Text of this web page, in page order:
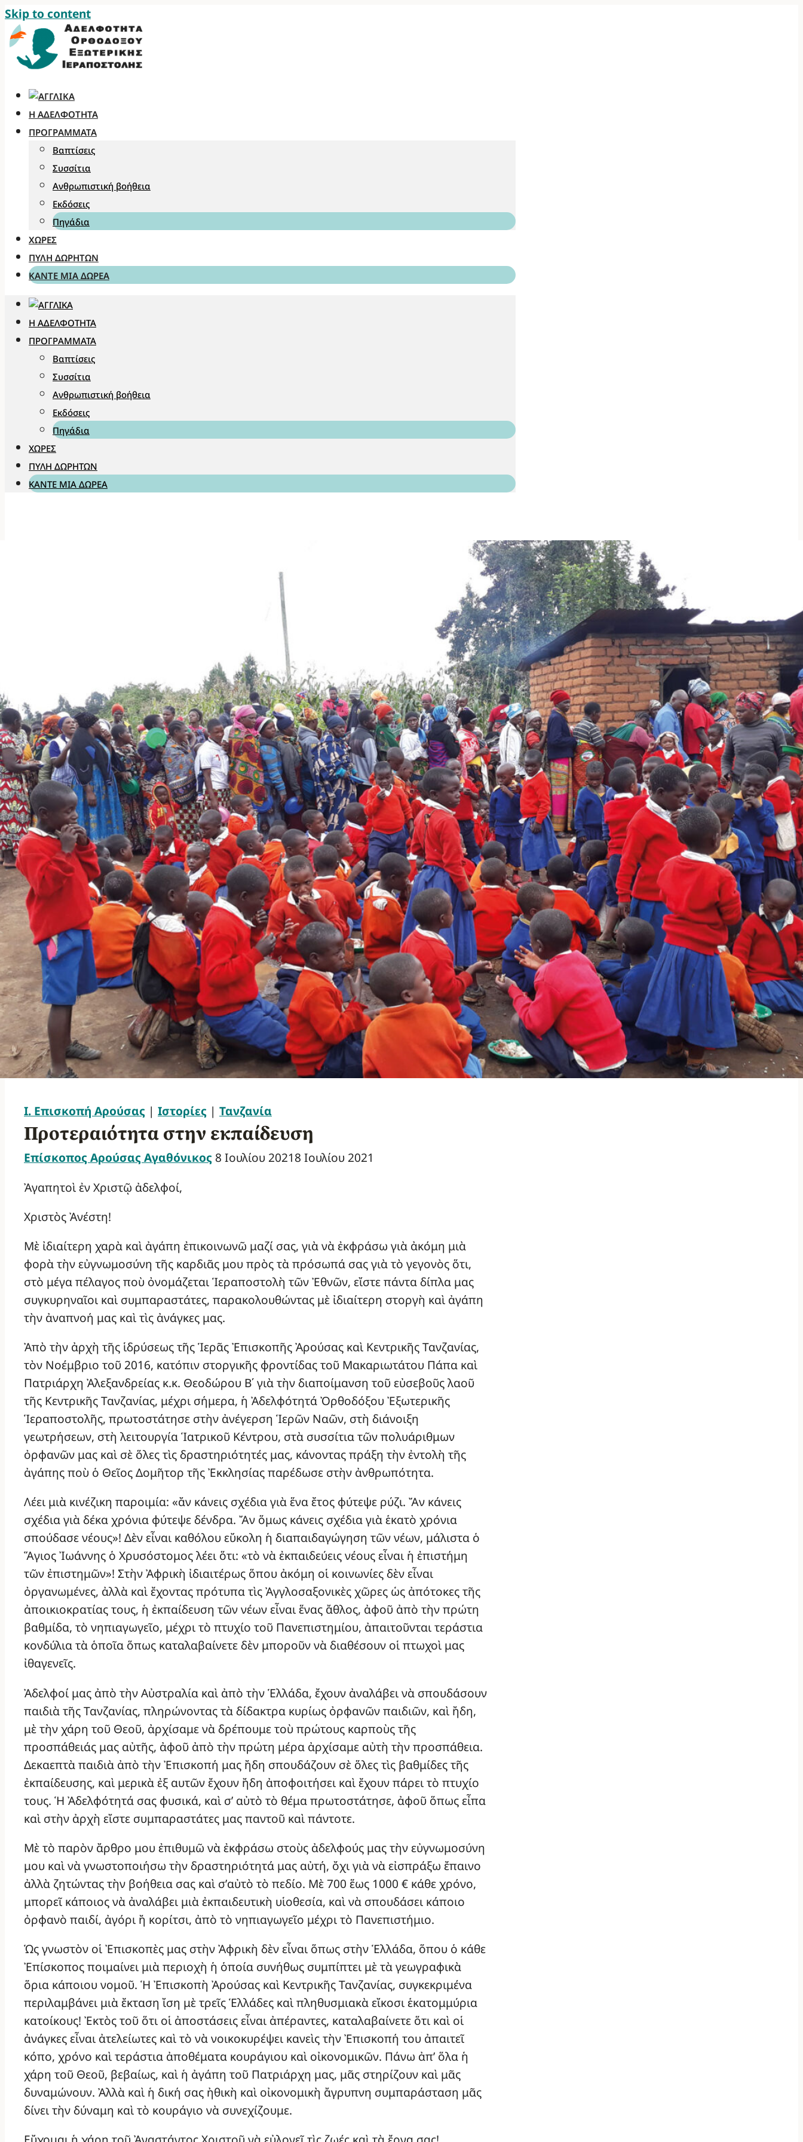
Skip to content
Η ΑΔΕΛΦΌΤΗΤΑ
ΠΡΟΓΡΆΜΜΑΤΑ
Βαπτίσεις
Συσσίτια
Ανθρωπιστική βοήθεια
Εκδόσεις
Πηγάδια
ΧΏΡΕΣ
ΠΎΛΗ ΔΩΡΗΤΏΝ
ΚΆΝΤΕ ΜΊΑ ΔΩΡΕΆ
Η ΑΔΕΛΦΌΤΗΤΑ
ΠΡΟΓΡΆΜΜΑΤΑ
Βαπτίσεις
Συσσίτια
Ανθρωπιστική βοήθεια
Εκδόσεις
Πηγάδια
ΧΏΡΕΣ
ΠΎΛΗ ΔΩΡΗΤΏΝ
ΚΆΝΤΕ ΜΊΑ ΔΩΡΕΆ
Ι. Επισκοπή Αρούσας | Ιστορίες | Τανζανία
Προτεραιότητα στην εκπαίδευση
Επίσκοπος Αρούσας Αγαθόνικος 8 Ιουλίου 20218 Ιουλίου 2021
Ἀγαπητοὶ ἐν Χριστῷ ἀδελφοί,
Χριστὸς Ἀνέστη!
Μὲ ἰδιαίτερη χαρὰ καὶ ἀγάπη ἐπικοινωνῶ μαζί σας, γιὰ νὰ ἐκφράσω γιὰ ἀκόμη μιὰ
φορὰ τὴν εὐγνωμοσύνη τῆς καρδιᾶς μου πρὸς τὰ πρόσωπά σας γιὰ τὸ γεγονὸς ὅτι,
στὸ μέγα πέλαγος ποὺ ὀνομάζεται Ἱεραποστολὴ τῶν Ἐθνῶν, εἴστε πάντα δίπλα μας
συγκυρηναῖοι καὶ συμπαραστάτες, παρακολουθώντας μὲ ἰδιαίτερη στοργὴ καὶ ἀγάπη
τὴν ἀναπνοή μας καὶ τὶς ἀνάγκες μας.
Ἀπὸ τὴν ἀρχὴ τῆς ἱδρύσεως τῆς Ἱερᾶς Ἐπισκοπῆς Ἀρούσας καὶ Κεντρικῆς Τανζανίας,
τὸν Νοέμβριο τοῦ 2016, κατόπιν στοργικῆς φροντίδας τοῦ Μακαριωτάτου Πάπα καὶ
Πατριάρχη Ἀλεξανδρείας κ.κ. Θεοδώρου Β΄ γιὰ τὴν διαποίμανση τοῦ εὐσεβοῦς λαοῦ
τῆς Κεντρικῆς Τανζανίας, μέχρι σήμερα, ἡ Ἀδελφότητά Ὀρθοδόξου Ἐξωτερικῆς
Ἱεραποστολῆς, πρωτοστάτησε στὴν ἀνέγερση Ἱερῶν Ναῶν, στὴ διάνοιξη
γεωτρήσεων, στὴ λειτουργία Ἱατρικοῦ Κέντρου, στὰ συσσίτια τῶν πολυάριθμων
ὀρφανῶν μας καὶ σὲ ὅλες τὶς δραστηριότητές μας, κάνοντας πράξη τὴν ἐντολὴ τῆς
ἀγάπης ποὺ ὁ Θεῖος Δομῆτορ τῆς Ἐκκλησίας παρέδωσε στὴν ἀνθρωπότητα.
Λέει μιὰ κινέζικη παροιμία: «ἄν κάνεις σχέδια γιὰ ἕνα ἔτος φύτεψε ρύζι. Ἄν κάνεις
σχέδια γιὰ δέκα χρόνια φύτεψε δένδρα. Ἄν ὅμως κάνεις σχέδια γιὰ ἑκατὸ χρόνια
σπούδασε νέους»! Δὲν εἶναι καθόλου εὔκολη ἡ διαπαιδαγώγηση τῶν νέων, μάλιστα ὁ
Ἅγιος Ἰωάννης ὁ Χρυσόστομος λέει ὅτι: «τὸ νὰ ἐκπαιδεύεις νέους εἶναι ἡ ἐπιστήμη
τῶν ἐπιστημῶν»! Στὴν Ἀφρικὴ ἰδιαιτέρως ὅπου ἀκόμη οἱ κοινωνίες δὲν εἶναι
ὀργανωμένες, ἀλλὰ καὶ ἔχοντας πρότυπα τὶς Ἀγγλοσαξονικὲς χῶρες ὡς ἀπότοκες τῆς
ἀποικιοκρατίας τους, ἡ ἐκπαίδευση τῶν νέων εἶναι ἕνας ἄθλος, ἀφοῦ ἀπὸ τὴν πρώτη
βαθμίδα, τὸ νηπιαγωγεῖο, μέχρι τὸ πτυχίο τοῦ Πανεπιστημίου, ἀπαιτοῦνται τεράστια
κονδύλια τὰ ὁποῖα ὅπως καταλαβαίνετε δὲν μποροῦν νὰ διαθέσουν οἱ πτωχοὶ μας
ἰθαγενεῖς.
Ἀδελφοί μας ἀπὸ τὴν Αὐστραλία καὶ ἀπὸ τὴν Ἑλλάδα, ἔχουν ἀναλάβει νὰ σπουδάσουν
παιδιὰ τῆς Τανζανίας, πληρώνοντας τὰ δίδακτρα κυρίως ὀρφανῶν παιδιῶν, καὶ ἤδη,
μὲ τὴν χάρη τοῦ Θεοῦ, ἀρχίσαμε νὰ δρέπουμε τοὺ πρώτους καρποὺς τῆς
προσπάθειάς μας αὐτῆς, ἀφοῦ ἀπὸ τὴν πρώτη μέρα ἀρχίσαμε αὐτὴ τὴν προσπάθεια.
Δεκαεπτὰ παιδιὰ ἀπὸ τὴν Ἐπισκοπή μας ἤδη σπουδάζουν σὲ ὅλες τὶς βαθμίδες τῆς
ἐκπαίδευσης, καὶ μερικὰ ἐξ αυτῶν ἔχουν ἤδη ἀποφοιτήσει καὶ ἔχουν πάρει τὸ πτυχίο
τους. Ἡ Ἀδελφότητά σας φυσικά, καὶ σ’ αὐτὸ τὸ θέμα πρωτοστάτησε, ἀφοῦ ὅπως εἶπα
καὶ στὴν ἀρχὴ εἴστε συμπαραστάτες μας παντοῦ καὶ πάντοτε.
Μὲ τὸ παρὸν ἄρθρο μου ἐπιθυμῶ νὰ ἐκφράσω στοὺς ἀδελφούς μας τὴν εὐγνωμοσύνη
μου καὶ νὰ γνωστοποιήσω τὴν δραστηριότητά μας αὐτή, ὄχι γιὰ νὰ εἰσπράξω ἔπαινο
ἀλλὰ ζητώντας τὴν βοήθεια σας καὶ σ’αὐτὸ τὸ πεδίο. Μὲ 700 ἕως 1000 € κάθε χρόνο,
μπορεῖ κάποιος νὰ ἀναλάβει μιὰ ἐκπαιδευτικὴ υἱοθεσία, καὶ νὰ σπουδάσει κάποιο
ὀρφανὸ παιδί, ἀγόρι ἤ κορίτσι, ἀπὸ τὸ νηπιαγωγεῖο μέχρι τὸ Πανεπιστήμιο.
Ὡς γνωστὸν οἱ Ἐπισκοπὲς μας στὴν Ἀφρικὴ δὲν εἶναι ὅπως στὴν Ἑλλάδα, ὅπου ὁ κάθε
Ἐπίσκοπος ποιμαίνει μιὰ περιοχὴ ἡ ὁποία συνήθως συμπίπτει μὲ τὰ γεωγραφικὰ
ὅρια κάποιου νομοῦ. Ἡ Ἐπισκοπὴ Ἀρούσας καὶ Κεντρικῆς Τανζανίας, συγκεκριμένα
περιλαμβάνει μιὰ ἔκταση ἴση μὲ τρεῖς Ἑλλάδες καὶ πληθυσμιακὰ εἴκοσι ἑκατομμύρια
κατοίκους! Ἐκτὸς τοῦ ὅτι οἱ ἀποστάσεις εἶναι ἀπέραντες, καταλαβαίνετε ὅτι καὶ οἱ
ἀνάγκες εἶναι ἀτελείωτες καὶ τὸ νὰ νοικοκυρέψει κανεὶς τὴν Ἐπισκοπή του ἀπαιτεῖ
κόπο, χρόνο καὶ τεράστια ἀποθέματα κουράγιου καὶ οἰκονομικῶν. Πάνω ἀπ’ ὅλα ἡ
χάρη τοῦ Θεοῦ, βεβαίως, καὶ ἡ ἀγάπη τοῦ Πατριάρχη μας, μᾶς στηρίζουν καὶ μᾶς
δυναμώνουν. Ἀλλὰ καὶ ἡ δική σας ἠθικὴ καὶ οἰκονομικὴ ἄγρυπνη συμπαράσταση μᾶς
δίνει τὴν δύναμη καὶ τὸ κουράγιο νὰ συνεχίζουμε.